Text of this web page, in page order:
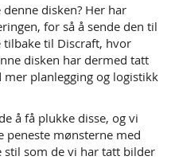
disken? Her har
for så å sende den til
tilbake til Discraft, hvor
disken har dermed tatt
mer planlegging og logistikk
å få plukke disse, og vi
peneste mønsterne med
stil som de vi har tatt bilder